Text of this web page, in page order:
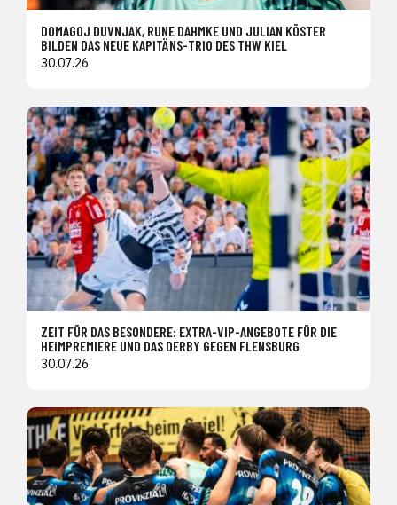
DOMAGOJ DUVNJAK, RUNE DAHMKE UND JULIAN KÖSTER
BILDEN DAS NEUE KAPITÄNS-TRIO DES THW KIEL
30.07.26
ZEIT FÜR DAS BESONDERE: EXTRA-VIP-ANGEBOTE FÜR DIE
HEIMPREMIERE UND DAS DERBY GEGEN FLENSBURG
30.07.26